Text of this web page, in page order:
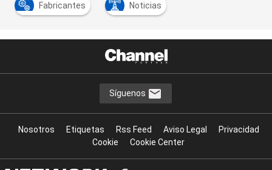
Fabricantes Noticias
Síguenos
Nosotros Etiquetas Rss Feed Aviso Legal
Privacidad
Cookie
Cookie Center